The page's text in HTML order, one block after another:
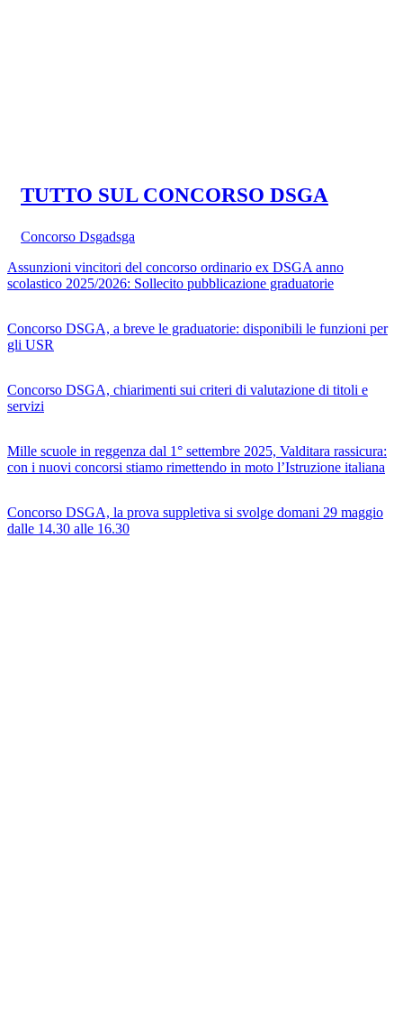
TUTTO SUL CONCORSO DSGA
Concorso Dsgadsga
Assunzioni vincitori del concorso ordinario ex DSGA anno
scolastico 2025/2026: Sollecito pubblicazione graduatorie
Concorso DSGA, a breve le graduatorie: disponibili le funzioni per
gli USR
Concorso DSGA, chiarimenti sui criteri di valutazione di titoli e
servizi
Mille scuole in reggenza dal 1° settembre 2025, Valditara rassicura:
con i nuovi concorsi stiamo rimettendo in moto l’Istruzione italiana
Concorso DSGA, la prova suppletiva si svolge domani 29 maggio
dalle 14.30 alle 16.30